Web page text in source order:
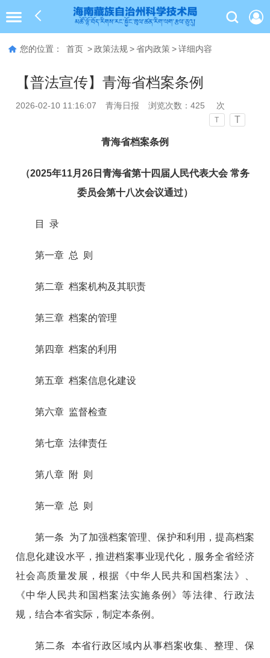
您的位置： 首页 > 政策法规 > 省内政策 > 详细内容
【普法宣传】青海省档案条例
2026-02-10 11:16:07 青海日报 浏览次数：425 次
T T
青海省档案条例
（2025年11月26日青海省第十四届人民代表大会 常务
委员会第十八次会议通过）
目 录
第一章 总 则
第二章 档案机构及其职责
第三章 档案的管理
第四章 档案的利用
第五章 档案信息化建设
第六章 监督检查
第七章 法律责任
第八章 附 则
第一章 总 则
第一条 为了加强档案管理、保护和利用，提高档案
信息化建设水平，推进档案事业现代化，服务全省经济
社会高质量发展，根据《中华人民共和国档案法》、
《中华人民共和国档案法实施条例》等法律、行政法
规，结合本省实际，制定本条例。
第二条 本省行政区域内从事档案收集、整理、保